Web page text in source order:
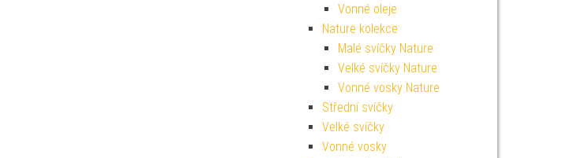
Vonné oleje
Nature kolekce
Malé svíčky Nature
Velké svíčky Nature
Vonné vosky Nature
Střední svíčky
Velké svíčky
Vonné vosky